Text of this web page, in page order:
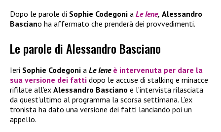
Dopo le parole di Sophie Codegoni a Le Iene, Alessandro
Basciano ha affermato che prenderà dei provvedimenti.
Le parole di Alessandro Basciano
Ieri Sophie Codegoni a Le Iene è intervenuta per dare la
sua versione dei fatti dopo le accuse di stalking e minacce
rifilate all’ex Alessandro Basciano e l’intervista rilasciata
da quest’ultimo al programma la scorsa settimana. L’ex
tronista ha dato una versione dei fatti lanciando poi un
appello.